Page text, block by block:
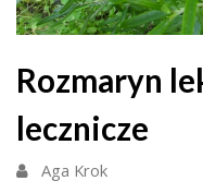
Rozmaryn
lecznicze
Aga Krok